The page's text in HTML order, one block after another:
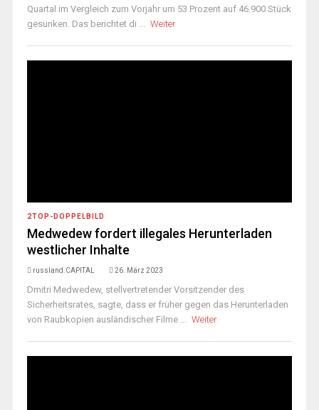
Quartal im Vergleich zum Vorjahr um 53 Prozent auf 46.900 Stück
gesunken. Das berichtet di ... Weiter
2TOP-DOPPELBILD
Medwedew fordert illegales Herunterladen
westlicher Inhalte
russland.CAPITAL 26. März 2023
Dmitri Medwedew, stellvertretender Vorsitzender des
Sicherheitsrates, sagte, dass er früher gegen das Herunterladen
von Raubkopien ausländischer Filme ... Weiter